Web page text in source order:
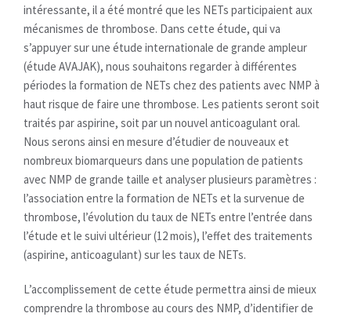
intéressante, il a été montré que les NETs participaient aux
mécanismes de thrombose. Dans cette étude, qui va
s’appuyer sur une étude internationale de grande ampleur
(étude AVAJAK), nous souhaitons regarder à différentes
périodes la formation de NETs chez des patients avec NMP à
haut risque de faire une thrombose. Les patients seront soit
traités par aspirine, soit par un nouvel anticoagulant oral.
Nous serons ainsi en mesure d’étudier de nouveaux et
nombreux biomarqueurs dans une population de patients
avec NMP de grande taille et analyser plusieurs paramètres :
l’association entre la formation de NETs et la survenue de
thrombose, l’évolution du taux de NETs entre l’entrée dans
l’étude et le suivi ultérieur (12 mois), l’effet des traitements
(aspirine, anticoagulant) sur les taux de NETs.
L’accomplissement de cette étude permettra ainsi de mieux
comprendre la thrombose au cours des NMP, d’identifier de